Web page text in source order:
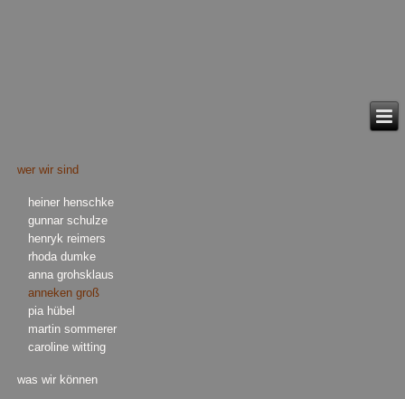
wer wir sind
heiner henschke
gunnar schulze
henryk reimers
rhoda dumke
anna grohsklaus
anneken groß
pia hübel
martin sommerer
caroline witting
was wir können